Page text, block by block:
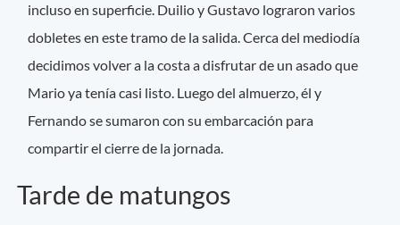
incluso en superficie. Duilio y Gustavo lograron varios
dobletes en este tramo de la salida. Cerca del mediodía
decidimos volver a la costa a disfrutar de un asado que
Mario ya tenía casi listo. Luego del almuerzo, él y
Fernando se sumaron con su embarcación para
compartir el cierre de la jornada.
Tarde de matungos